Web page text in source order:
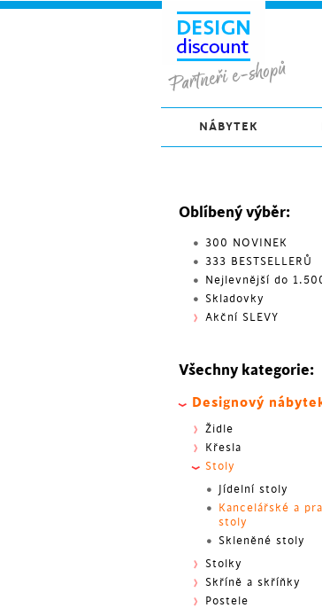
Oblíbený výběr:
300 NOVINEK
333 BESTSELLERŮ
Nejlevnější do
Skladovky
Akční SLEVY
Všechny kategorie:
Designový
Židle
Křesla
Stoly
Jídelní stoly
Kancelářské a
stoly
Skleněné stoly
Stolky
Skříně a skříňky
Postele
NÁBYTEK